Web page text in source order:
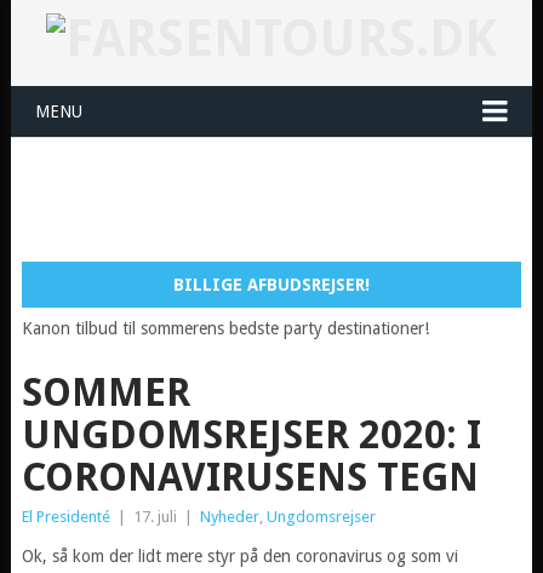
MENU
BILLIGE AFBUDSREJSER!
Kanon tilbud til sommerens bedste party destinationer!
SOMMER
UNGDOMSREJSER 2020: I
CORONAVIRUSENS TEGN
El Presidenté 17. juli Nyheder, Ungdomsrejser
Ok, så kom der lidt mere styr på den coronavirus og som vi